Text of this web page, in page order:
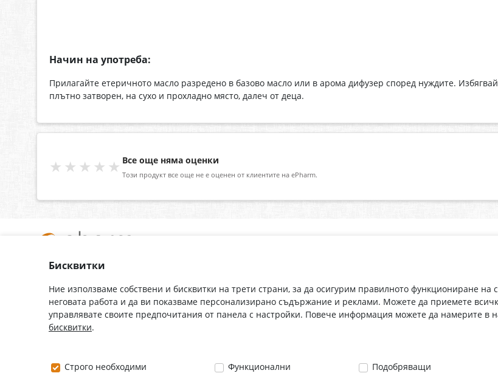
Начин на употреба:
Прилагайте етеричното масло разредено в базово масло или в арома дифузер според нуждите.
плътно затворен, на сухо и прохладно място, далеч от деца.
★★★★★ Все още няма оценки
Този продукт все още не е оценен от клиентите на ePharm.
За нас
Контакти
Полезни връзки
Лични данни
Доставка
Гаранция
Плащане
Как да поръчам
С абонамента се съгласявам сПолитиката за лични данни .
0882 444 666
Бисквитки
Ние използваме собствени и бисквитки на трети страни, за да осигурим правилното функциониране на
неговата работа и да ви показваме персонализирано съдържание и реклами. Можете да приемете
управлявате своите предпочитания от панела с настройки. Повече информация можете да намерите в
бисквитки.
Строго необходими Функционални Подобряващи